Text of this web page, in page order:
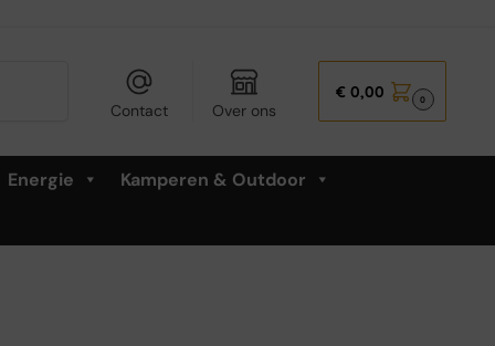
Contact Over ons
€ 0,00 0
Energie Kamperen & Outdoor